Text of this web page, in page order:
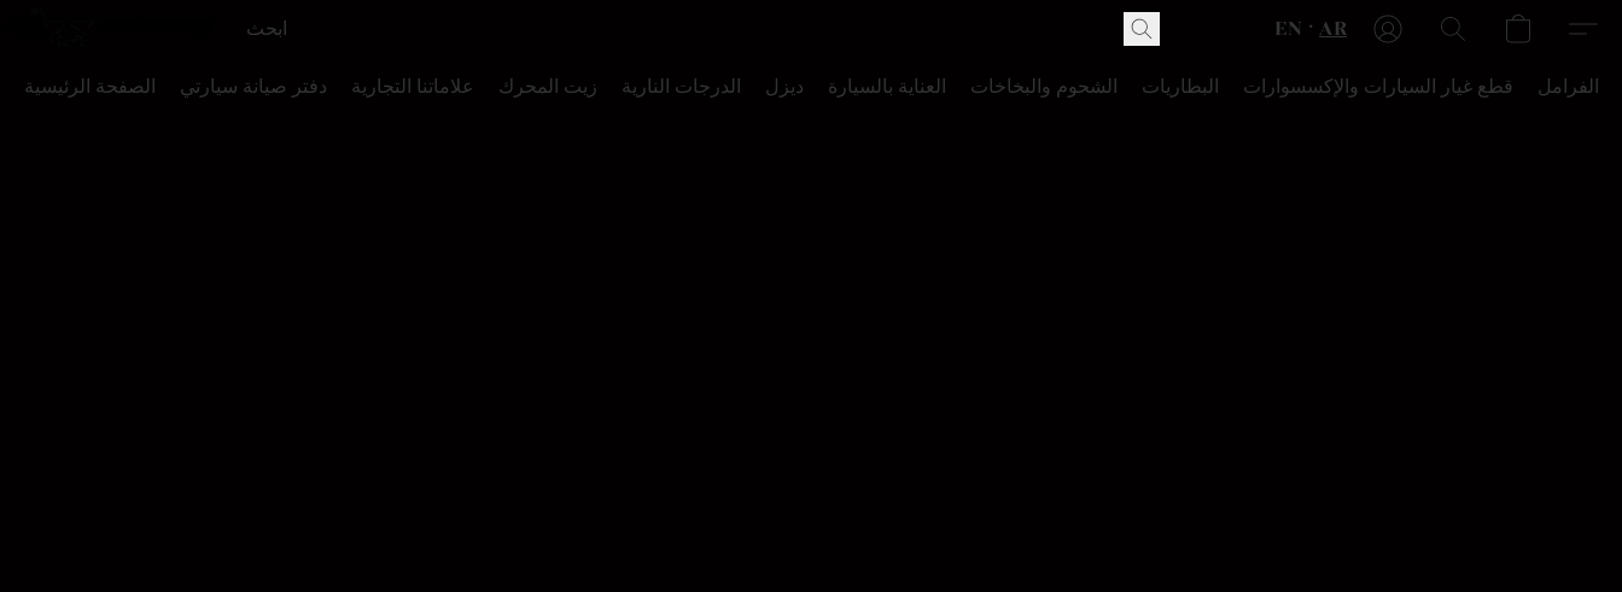
EN AR
الصفحة الرئيسية دفتر صيانة سيارتي علاماتنا التجارية زيت المحرك الدرجات النارية ديزل العناية بالسيارة الشحوم والبخاخات البطاريات قطع غيار السيارات والإكسسوارات الفرامل